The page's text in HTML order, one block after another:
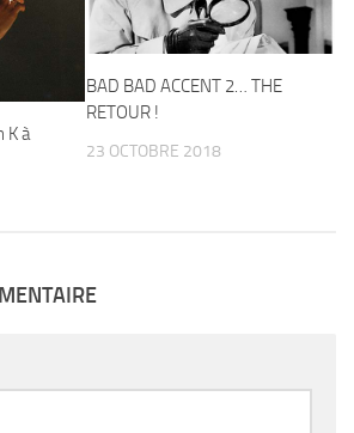
K à
BAD BAD ACCENT 2… THE
RETOUR !
23 OCTOBRE 2018